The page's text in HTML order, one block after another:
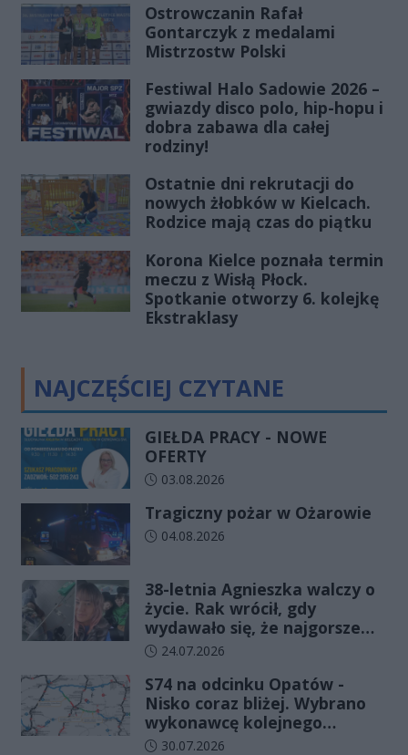
Ostrowczanin Rafał
Gontarczyk z medalami
Mistrzostw Polski
Festiwal Halo Sadowie 2026 –
gwiazdy disco polo, hip-hopu i
dobra zabawa dla całej
rodziny!
Ostatnie dni rekrutacji do
nowych żłobków w Kielcach.
Rodzice mają czas do piątku
Korona Kielce poznała termin
meczu z Wisłą Płock.
Spotkanie otworzy 6. kolejkę
Ekstraklasy
NAJCZĘŚCIEJ CZYTANE
GIEŁDA PRACY - NOWE
OFERTY
Data dodania artykułu:
03.08.2026
Tragiczny pożar w Ożarowie
Data dodania artykułu:
04.08.2026
38-letnia Agnieszka walczy o
życie. Rak wrócił, gdy
wydawało się, że najgorsze
już minęło
Data dodania artykułu:
24.07.2026
S74 na odcinku Opatów -
Nisko coraz bliżej. Wybrano
wykonawcę kolejnego
odcinka
Data dodania artykułu:
30.07.2026